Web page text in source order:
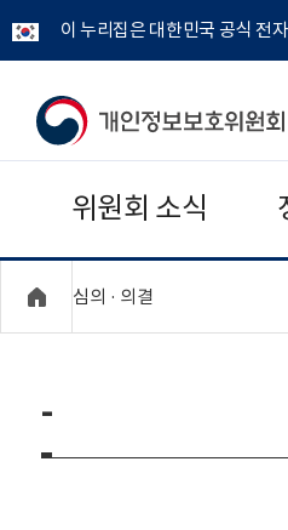
이 누리집은 대한민국 공식 전
개
보
보
위
위원회 소식
심의 · 의결
-